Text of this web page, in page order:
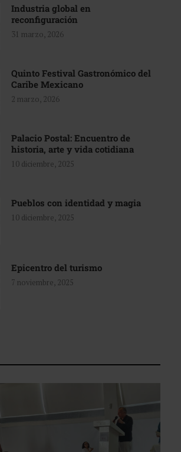
Industria global en
reconfiguración
31 marzo, 2026
Quinto Festival Gastronómico del
Caribe Mexicano
2 marzo, 2026
Palacio Postal: Encuentro de
historia, arte y vida cotidiana
10 diciembre, 2025
Pueblos con identidad y magia
10 diciembre, 2025
Epicentro del turismo
7 noviembre, 2025